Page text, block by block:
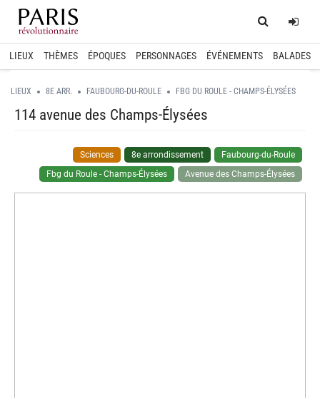
Home
LIEUX THÈMES ÉPOQUES PERSONNAGES ÉVÉNEMENTS BALADES
LIEUX 8E ARR. FAUBOURG-DU-ROULE FBG DU ROULE - CHAMPS-ÉLYSÉES
114 avenue des Champs-Élysées
Sciences 8e arrondissement
Faubourg-du-Roule
Fbg du Roule - Champs-Élysées
Avenue des Champs-Élysées